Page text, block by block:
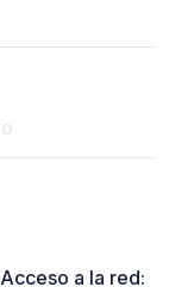
a la red: